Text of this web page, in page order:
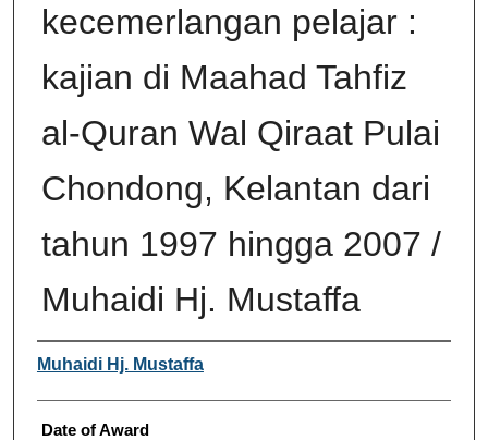
kecemerlangan pelajar :
kajian di Maahad Tahfiz
al-Quran Wal Qiraat Pulai
Chondong, Kelantan dari
tahun 1997 hingga 2007 /
Muhaidi Hj. Mustaffa
Author
Muhaidi Hj. Mustaffa
Date of Award